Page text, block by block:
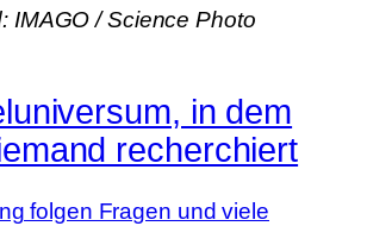
IMAGO / Science Photo
in dem
recherchiert
folgen Fragen und viele